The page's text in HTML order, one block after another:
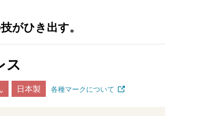
がひき出す。
ス
日本製 各種マークについて